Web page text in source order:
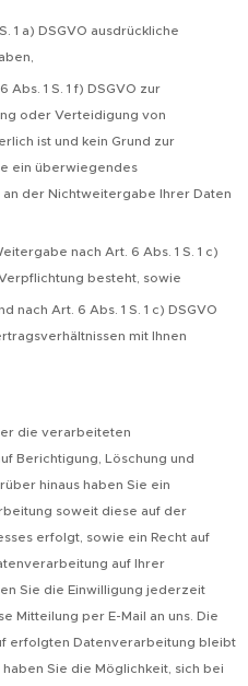
1 a) DSGVO ausdrückliche
1 S. 1 f) DSGVO zur
oder Verteidigung von
ist und kein Grund zur
ein überwiegendes
der Nichtweitergabe Ihrer Daten
nach Art. 6 Abs. 1 S. 1 c)
besteht, sowie
nach Art. 6 Abs. 1 S. 1 c) DSGVO
mit Ihnen
die verarbeiteten
Berichtigung, Löschung und
hinaus haben Sie ein
soweit diese auf der
erfolgt, sowie ein Recht auf
auf Ihrer
Sie die Einwilligung jederzeit
Mitteilung per E-Mail an uns. Die
erfolgten Datenverarbeitung bleibt
Sie die Möglichkeit, sich bei